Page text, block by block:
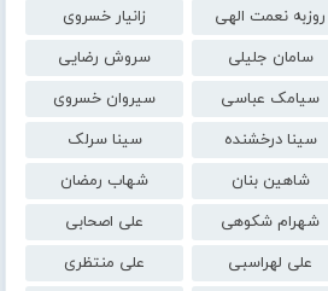
روزبه نعمت الهی
زانیار خسروی
سامان جلیلی
سروش رضایی
سیامک عباسی
سیروان خسروی
سینا درخشنده
سینا سرلک
شاهین بنان
شهاب رمضان
شهرام شکوهی
علی اصحابی
علی لهراسبی
علی منتظری